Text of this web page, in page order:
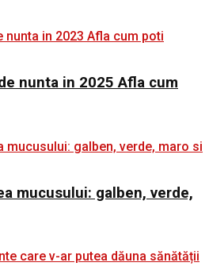
nunta in 2025 Afla cum
mucusului: galben, verde,